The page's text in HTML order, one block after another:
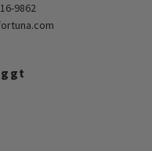
9862